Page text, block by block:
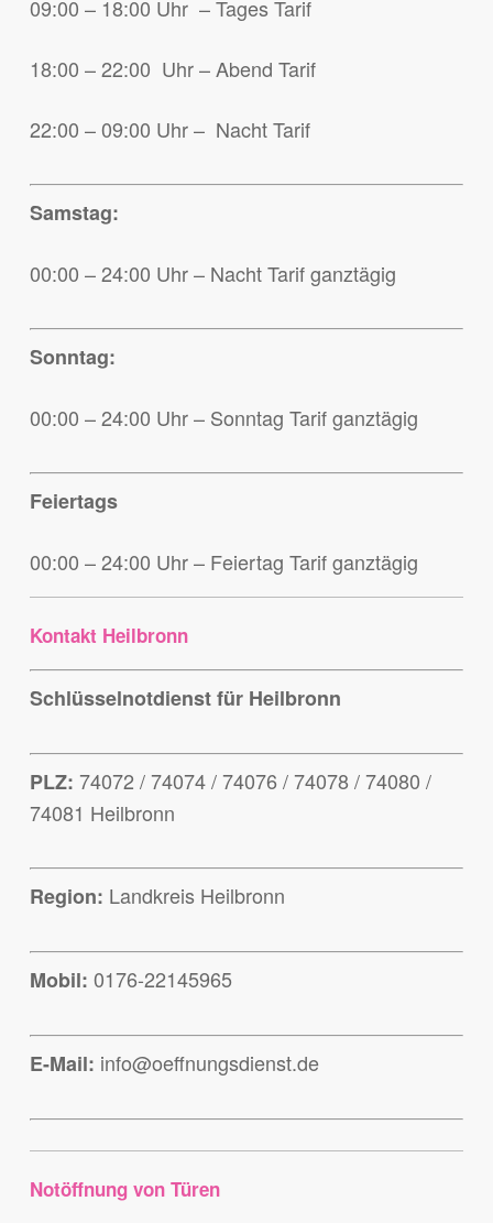
09:00 – 18:00 Uhr – Tages Tarif
18:00 – 22:00 Uhr – Abend Tarif
22:00 – 09:00 Uhr – Nacht Tarif
Samstag:
00:00 – 24:00 Uhr – Nacht Tarif ganztägig
Sonntag:
00:00 – 24:00 Uhr – Sonntag Tarif ganztägig
Feiertags
00:00 – 24:00 Uhr – Feiertag Tarif ganztägig
Kontakt Heilbronn
Schlüsselnotdienst für Heilbronn
PLZ: 74072 / 74074 / 74076 / 74078 / 74080 /
74081 Heilbronn
Region: Landkreis Heilbronn
Mobil: 0176-22145965
E-Mail: info@oeffnungsdienst.de
Notöffnung von Türen